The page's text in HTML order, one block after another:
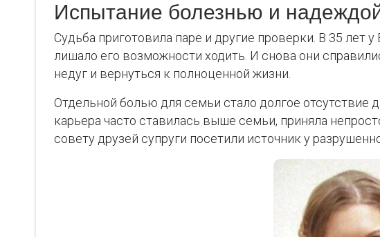
Испытание болезнью и
Судьба приготовила паре и другие проверки. В 35 лет
лишало его возможности ходить. И снова они
недуг и вернуться к полноценной жизни.
Отдельной болью для семьи стало долгое отсутствие
карьера часто ставилась выше семьи, приняла
совету друзей супруги посетили источник у